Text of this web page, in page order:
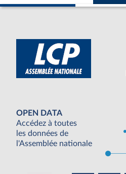
OPEN DATA
Accédez à toutes
les données de
l'Assemblée nationale